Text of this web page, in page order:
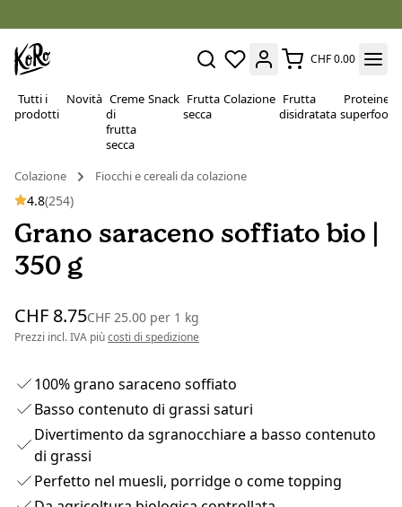
CHF 0.00
Tutti i
prodotti
Novità Creme
di
frutta
secca
Snack Frutta
secca
Colazione Frutta
disidratata
Proteine e
superfood
Colazione Fiocchi e cereali da colazione
4.8(254)
Grano saraceno soffiato bio |
350 g
CHF 8.75CHF 25.00 per 1 kg
Prezzi incl. IVA piùcosti di spedizione
100% grano saraceno soffiato
Basso contenuto di grassi saturi
Divertimento da sgranocchiare a basso contenuto
di grassi
Perfetto nel muesli, porridge o come topping